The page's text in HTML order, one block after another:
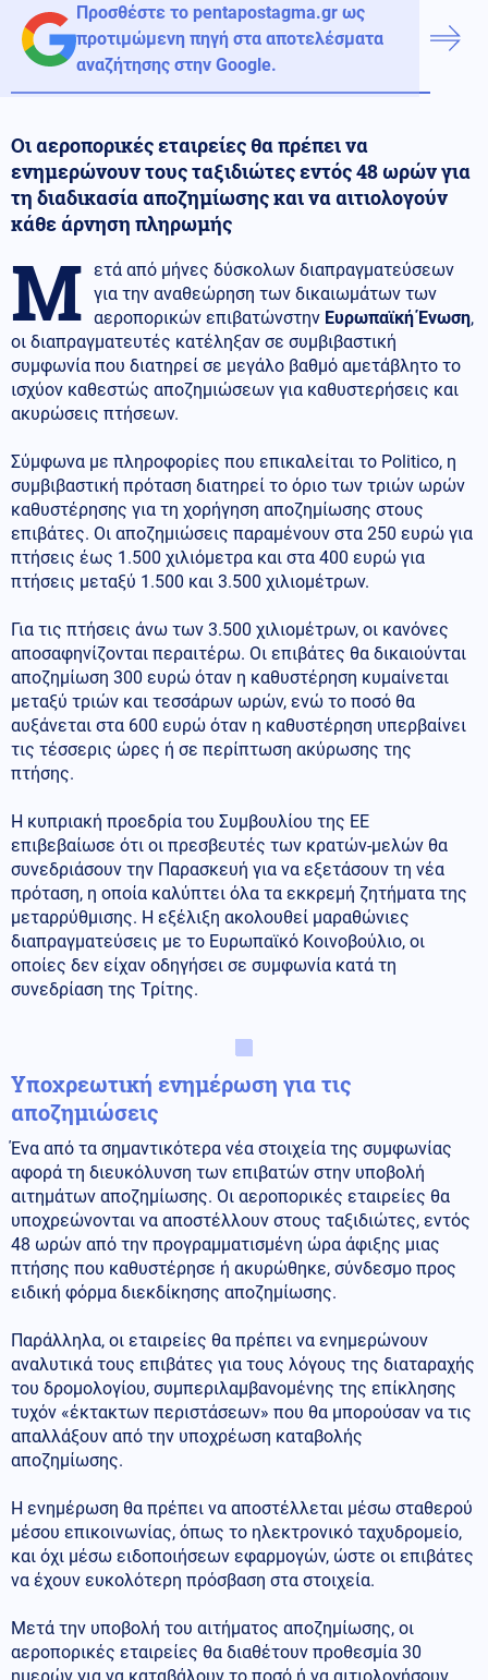
Προσθέστε το pentapostagma.gr ως
προτιμώμενη πηγή στα αποτελέσματα
αναζήτησης στην Google.
Οι αεροπορικές εταιρείες θα πρέπει να
ενημερώνουν τους ταξιδιώτες εντός 48 ωρών για
τη διαδικασία αποζημίωσης και να αιτιολογούν
κάθε άρνηση πληρωμής
Μ ετά από μήνες δύσκολων διαπραγματεύσεων
για την αναθεώρηση των δικαιωμάτων των
αεροπορικών επιβατώνστην Ευρωπαϊκή Ένωση,
οι διαπραγματευτές κατέληξαν σε συμβιβαστική
συμφωνία που διατηρεί σε μεγάλο βαθμό αμετάβλητο το
ισχύον καθεστώς αποζημιώσεων για καθυστερήσεις και
ακυρώσεις πτήσεων.
Σύμφωνα με πληροφορίες που επικαλείται το Politico, η
συμβιβαστική πρόταση διατηρεί το όριο των τριών ωρών
καθυστέρησης για τη χορήγηση αποζημίωσης στους
επιβάτες. Οι αποζημιώσεις παραμένουν στα 250 ευρώ για
πτήσεις έως 1.500 χιλιόμετρα και στα 400 ευρώ για
πτήσεις μεταξύ 1.500 και 3.500 χιλιομέτρων.
Για τις πτήσεις άνω των 3.500 χιλιομέτρων, οι κανόνες
αποσαφηνίζονται περαιτέρω. Οι επιβάτες θα δικαιούνται
αποζημίωση 300 ευρώ όταν η καθυστέρηση κυμαίνεται
μεταξύ τριών και τεσσάρων ωρών, ενώ το ποσό θα
αυξάνεται στα 600 ευρώ όταν η καθυστέρηση υπερβαίνει
τις τέσσερις ώρες ή σε περίπτωση ακύρωσης της
πτήσης.
Η κυπριακή προεδρία του Συμβουλίου της ΕΕ
επιβεβαίωσε ότι οι πρεσβευτές των κρατών-μελών θα
συνεδριάσουν την Παρασκευή για να εξετάσουν τη νέα
πρόταση, η οποία καλύπτει όλα τα εκκρεμή ζητήματα της
μεταρρύθμισης. Η εξέλιξη ακολουθεί μαραθώνιες
διαπραγματεύσεις με το Ευρωπαϊκό Κοινοβούλιο, οι
οποίες δεν είχαν οδηγήσει σε συμφωνία κατά τη
συνεδρίαση της Τρίτης.
Υποχρεωτική ενημέρωση για τις
αποζημιώσεις
Ένα από τα σημαντικότερα νέα στοιχεία της συμφωνίας
αφορά τη διευκόλυνση των επιβατών στην υποβολή
αιτημάτων αποζημίωσης. Οι αεροπορικές εταιρείες θα
υποχρεώνονται να αποστέλλουν στους ταξιδιώτες, εντός
48 ωρών από την προγραμματισμένη ώρα άφιξης μιας
πτήσης που καθυστέρησε ή ακυρώθηκε, σύνδεσμο προς
ειδική φόρμα διεκδίκησης αποζημίωσης.
Παράλληλα, οι εταιρείες θα πρέπει να ενημερώνουν
αναλυτικά τους επιβάτες για τους λόγους της διαταραχής
του δρομολογίου, συμπεριλαμβανομένης της επίκλησης
τυχόν «έκτακτων περιστάσεων» που θα μπορούσαν να τις
απαλλάξουν από την υποχρέωση καταβολής
αποζημίωσης.
Η ενημέρωση θα πρέπει να αποστέλλεται μέσω σταθερού
μέσου επικοινωνίας, όπως το ηλεκτρονικό ταχυδρομείο,
και όχι μέσω ειδοποιήσεων εφαρμογών, ώστε οι επιβάτες
να έχουν ευκολότερη πρόσβαση στα στοιχεία.
Μετά την υποβολή του αιτήματος αποζημίωσης, οι
αεροπορικές εταιρείες θα διαθέτουν προθεσμία 30